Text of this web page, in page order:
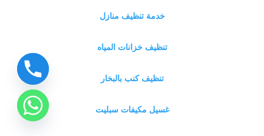
خدمة تنظيف منازل
تنظيف خزانات المياه
تنظيف كنب بالبخار
غسيل مكيفات سبليت